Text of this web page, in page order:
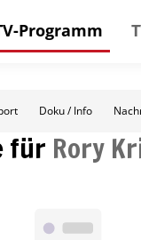
Programm
Doku / Info
für Rory